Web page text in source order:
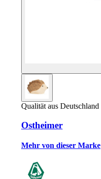
Qualität aus Deutschland
Ostheimer
Mehr von dieser Marke